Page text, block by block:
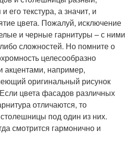
его текстура, а значит, и
цвета. Пожалуй, исключение
и черные гарнитуры – с ними
сложностей. Но помните о
целесообразно
акцентами, например,
оригинальный рисунок
цвета фасадов различных
отличаются, то
под один из них.
смотрится гармонично и